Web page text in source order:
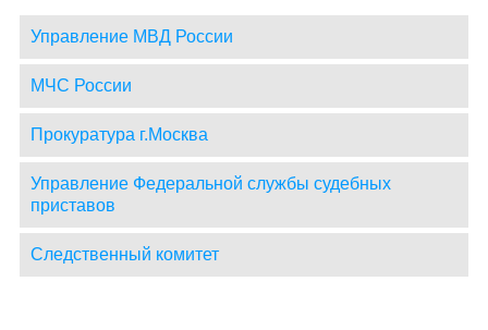
Управление МВД России
МЧС России
Прокуратура г.Москва
Управление Федеральной службы судебных
приставов
Следственный комитет